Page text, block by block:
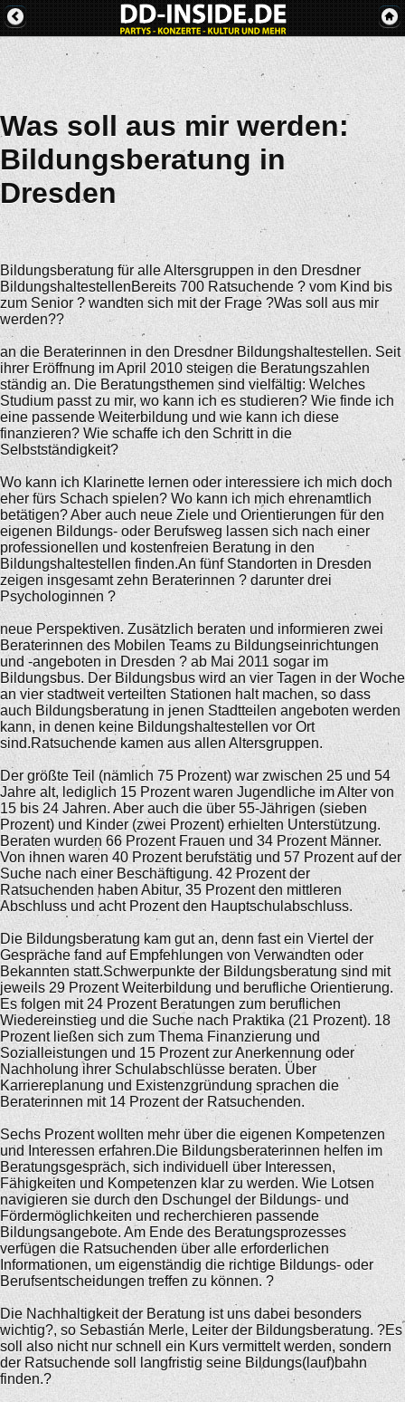
Was soll aus mir werden:
Bildungsberatung in
Dresden
Bildungsberatung für alle Altersgruppen in den Dresdner
BildungshaltestellenBereits 700 Ratsuchende ? vom Kind bis
zum Senior ? wandten sich mit der Frage ?Was soll aus mir
werden??
an die Beraterinnen in den Dresdner Bildungshaltestellen. Seit
ihrer Eröffnung im April 2010 steigen die Beratungszahlen
ständig an. Die Beratungsthemen sind vielfältig: Welches
Studium passt zu mir, wo kann ich es studieren? Wie finde ich
eine passende Weiterbildung und wie kann ich diese
finanzieren? Wie schaffe ich den Schritt in die
Selbstständigkeit?
Wo kann ich Klarinette lernen oder interessiere ich mich doch
eher fürs Schach spielen? Wo kann ich mich ehrenamtlich
betätigen? Aber auch neue Ziele und Orientierungen für den
eigenen Bildungs- oder Berufsweg lassen sich nach einer
professionellen und kostenfreien Beratung in den
Bildungshaltestellen finden.An fünf Standorten in Dresden
zeigen insgesamt zehn Beraterinnen ? darunter drei
Psychologinnen ?
neue Perspektiven. Zusätzlich beraten und informieren zwei
Beraterinnen des Mobilen Teams zu Bildungseinrichtungen
und -angeboten in Dresden ? ab Mai 2011 sogar im
Bildungsbus. Der Bildungsbus wird an vier Tagen in der Woche
an vier stadtweit verteilten Stationen halt machen, so dass
auch Bildungsberatung in jenen Stadtteilen angeboten werden
kann, in denen keine Bildungshaltestellen vor Ort
sind.Ratsuchende kamen aus allen Altersgruppen.
Der größte Teil (nämlich 75 Prozent) war zwischen 25 und 54
Jahre alt, lediglich 15 Prozent waren Jugendliche im Alter von
15 bis 24 Jahren. Aber auch die über 55-Jährigen (sieben
Prozent) und Kinder (zwei Prozent) erhielten Unterstützung.
Beraten wurden 66 Prozent Frauen und 34 Prozent Männer.
Von ihnen waren 40 Prozent berufstätig und 57 Prozent auf der
Suche nach einer Beschäftigung. 42 Prozent der
Ratsuchenden haben Abitur, 35 Prozent den mittleren
Abschluss und acht Prozent den Hauptschulabschluss.
Die Bildungsberatung kam gut an, denn fast ein Viertel der
Gespräche fand auf Empfehlungen von Verwandten oder
Bekannten statt.Schwerpunkte der Bildungsberatung sind mit
jeweils 29 Prozent Weiterbildung und berufliche Orientierung.
Es folgen mit 24 Prozent Beratungen zum beruflichen
Wiedereinstieg und die Suche nach Praktika (21 Prozent). 18
Prozent ließen sich zum Thema Finanzierung und
Sozialleistungen und 15 Prozent zur Anerkennung oder
Nachholung ihrer Schulabschlüsse beraten. Über
Karriereplanung und Existenzgründung sprachen die
Beraterinnen mit 14 Prozent der Ratsuchenden.
Sechs Prozent wollten mehr über die eigenen Kompetenzen
und Interessen erfahren.Die Bildungsberaterinnen helfen im
Beratungsgespräch, sich individuell über Interessen,
Fähigkeiten und Kompetenzen klar zu werden. Wie Lotsen
navigieren sie durch den Dschungel der Bildungs- und
Fördermöglichkeiten und recherchieren passende
Bildungsangebote. Am Ende des Beratungsprozesses
verfügen die Ratsuchenden über alle erforderlichen
Informationen, um eigenständig die richtige Bildungs- oder
Berufsentscheidungen treffen zu können. ?
Die Nachhaltigkeit der Beratung ist uns dabei besonders
wichtig?, so Sebastián Merle, Leiter der Bildungsberatung. ?Es
soll also nicht nur schnell ein Kurs vermittelt werden, sondern
der Ratsuchende soll langfristig seine Bildungs(lauf)bahn
finden.?